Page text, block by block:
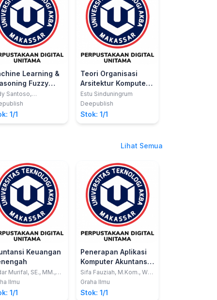
Learning &
Fuzzy
Algoritma,
Matlab, &
Miner
Santoso,
I. S. Azis dan
1/1
Teori Organisasi
Arsitektur Komputer
& Praktik Assembler
Untuk Pemula
Estu Sinduningrum
Deepublish
Stok: 1/1
Lihat Semua
Keuangan
Murifal, SE., MM.,
Dra. ML. Dian Ela
Ilmu
1/1
Penerapan Aplikasi
Komputer Akuntansi
dengan abss Premier
V.20
Sifa Fauziah, M.Kom., Wati
Erawati, M.Kom., Lila Dini
Graha Ilmu
Stok: 1/1